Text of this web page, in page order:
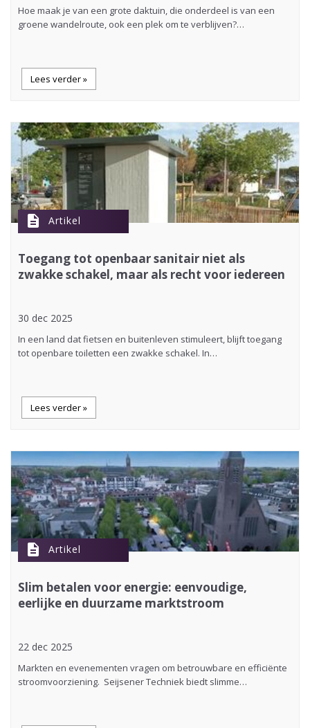
Hoe maak je van een grote daktuin, die onderdeel is van een
groene wandelroute, ook een plek om te verblijven?…
Lees verder »
description Artikel
Toegang tot openbaar sanitair niet als
zwakke schakel, maar als recht voor iedereen
30 dec 2025
In een land dat fietsen en buitenleven stimuleert, blijft toegang
tot openbare toiletten een zwakke schakel. In…
Lees verder »
description Artikel
Slim betalen voor energie: eenvoudige,
eerlijke en duurzame marktstroom
22 dec 2025
Markten en evenementen vragen om betrouwbare en efficiënte
stroomvoorziening. Seijsener Techniek biedt slimme…